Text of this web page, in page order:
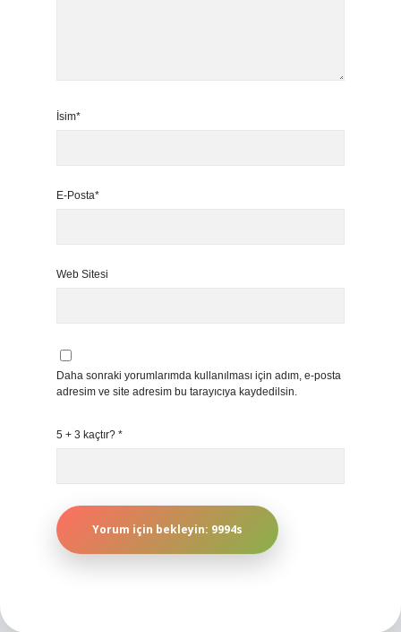
İsim*
E-Posta*
Web Sitesi
Daha sonraki yorumlarımda kullanılması için adım, e-posta
adresim ve site adresim bu tarayıcıya kaydedilsin.
5 + 3 kaçtır? *